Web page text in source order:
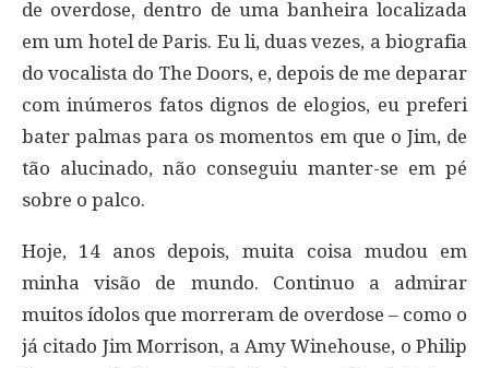
de overdose, dentro de uma banheira localizada
em um hotel de Paris. Eu li, duas vezes, a biografia
do vocalista do The Doors, e, depois de me deparar
com inúmeros fatos dignos de elogios, eu preferi
bater palmas para os momentos em que o Jim, de
tão alucinado, não conseguiu manter-se em pé
sobre o palco.
Hoje, 14 anos depois, muita coisa mudou em
minha visão de mundo. Continuo a admirar
muitos ídolos que morreram de overdose – como o
já citado Jim Morrison, a Amy Winehouse, o Philip